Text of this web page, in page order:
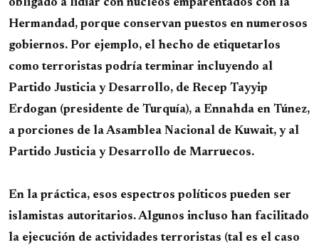
obligado a lidiar con núcleos emparentados con la
Hermandad, porque conservan puestos en numerosos
gobiernos. Por ejemplo, el hecho de etiquetarlos
como terroristas podría terminar incluyendo al
Partido Justicia y Desarrollo, de Recep Tayyip
Erdogan (presidente de Turquía), a Ennahda en Túnez,
a porciones de la Asamblea Nacional de Kuwait, y al
Partido Justicia y Desarrollo de Marruecos.
En la práctica, esos espectros políticos pueden ser
islamistas autoritarios. Algunos incluso han facilitado
la ejecución de actividades terroristas (tal es el caso